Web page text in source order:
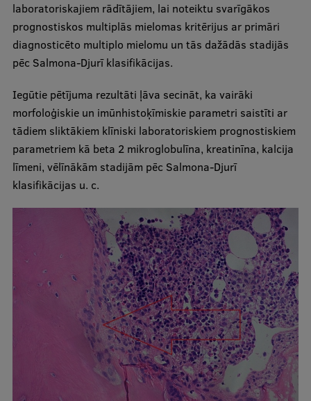
Struktūra
Vēsture un tradīcijas
Identitāte
RSU fonds
Aula
Muzeji un ekspozīcijas
Ģerbonis
Projekti
Virtuālā tūre
Ilgtspējīga attīstība
Studiju un vides pieejamība
Dati par 2025. gadu
Suvenīri un grāmatas
laboratoriskajiem rādītājiem, lai noteiktu svarīgākos
prognostiskos multiplās mielomas kritērijus ar primāri
diagnosticēto multiplo mielomu un tās dažādās stadijās
pēc Salmona-Djurī klasifikācijas.
Iegūtie pētījuma rezultāti ļāva secināt, ka vairāki
morfoloģiskie un imūnhistoķīmiskie parametri saistīti ar
tādiem sliktākiem klīniski laboratoriskiem prognostiskiem
parametriem kā beta 2 mikroglobulīna, kreatinīna, kalcija
līmeni, vēlīnākām stadijām pēc Salmona-Djurī
klasifikācijas u. c.